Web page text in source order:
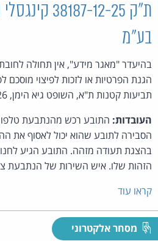
ת"ק 38187-
בע"מ
תביעות קטנות ת"א, השופט גיא הימן, 9.6.2026):
העובדות: התובע רכש מהנתבעת טלפון
הסבירה לתובע שהוא יכול לאסוף את
בהצגת תעודה מזהה. התובע הגיע
הזהות שלו. איש השירות של הנתבעת
קראו עוד
מסחר אלקטרוני